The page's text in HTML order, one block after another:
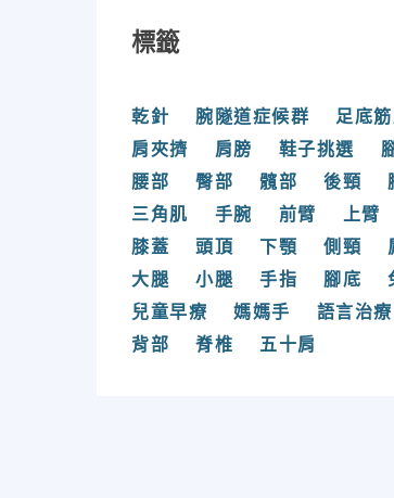
標籤
乾針 腕隧道症候群
足底
肩夾擠
肩膀 鞋子挑選
腰部
臀部 髖部 後頸
三角肌
手腕 前臂 上臂
膝蓋
頭頂 下顎 側頸
大腿
小腿 手指 腳底
兒童早療
媽媽手 語言治療
背部
脊椎 五十肩